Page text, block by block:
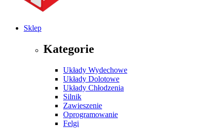
Sklep
Kategorie
Układy Wydechowe
Układy Dolotowe
Układy Chłodzenia
Silnik
Zawieszenie
Oprogramowanie
Felgi